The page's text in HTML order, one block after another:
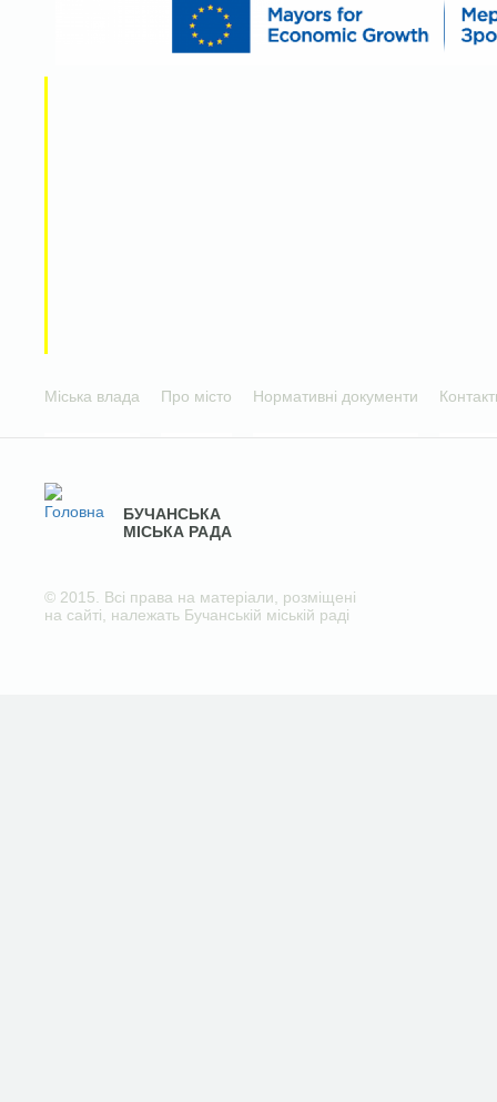
Міська влада Про місто Нормативні документи
БУЧАНСЬКА
МІСЬКА РАДА
© 2015. Всі права на матеріали, розміщені
на сайті, належать Бучанській міській раді